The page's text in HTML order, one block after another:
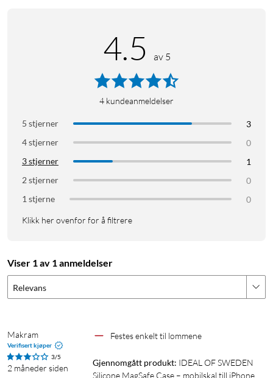
Grepvennlig overflate
Den myke silikonfinishen med lett børstet overflate gir et
stabilt grep i hånden. Det reduserer risikoen for at mobilen
glir, samtidig som dekselet føles mykt og behagelig å holde i.
Produkttype: mobildeksel (silikon)
MagSafe-kompatibelt: ja
Fallbeskyttelse: opptil 2 m
Materiale: flytende silikon, resirkulert polykarbonat
1 × Silicone Case MagSafe
4.5 av 5
4 kundeanmeldelser
5 stjerner
3
4 stjerner
0
3 stjerner
1
2 stjerner
0
1 stjerne
0
Klikk her ovenfor for å filtrere
Viser 1 av 1 anmeldelser
Relevans
Makram
Verifisert kjøper
3/5
2 måneder siden
Festes enkelt til lommene
Gjennomgått produkt: IDEAL OF SWEDEN
Silicone MagSafe Case – mobilskal till iPhone